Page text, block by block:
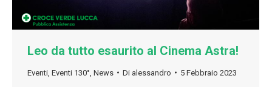
Leo da tutto esaurito al Cinema Astra!
Eventi Eventi 130° News Di alessandro 5 Febbraio 2023